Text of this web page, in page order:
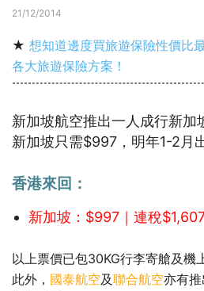
21/12/2014
★ 想知道邊度買旅遊保險性價比
各大旅遊保險方案！
新加坡航空推出一人成行新加
新加坡只需$997，明年1-2月
香港來回：
新加坡：$997｜連稅
以上票價已包30KG行李寄艙及機
此外， 國泰航空及聯合航空亦有